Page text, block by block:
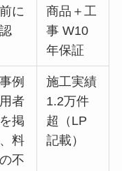
に
商品＋工
事 W10
年保証
例
者
掲
料
不
施工実績
1.2万件
超（LP
記載）